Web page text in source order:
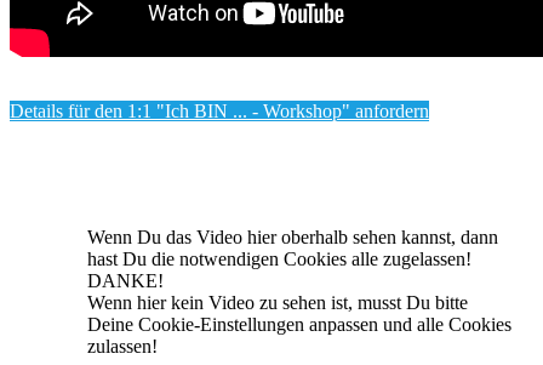
Details für den 1:1 "Ich BIN ... - Workshop" anfordern
Wenn Du das Video hier oberhalb sehen kannst, dann
hast Du die notwendigen Cookies alle zugelassen!
DANKE!
Wenn hier kein Video zu sehen ist, musst Du bitte
Deine Cookie-Einstellungen anpassen und alle Cookies
zulassen!